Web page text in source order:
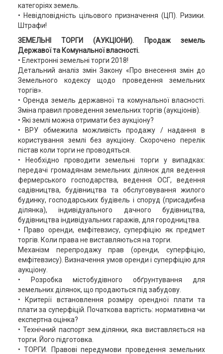
категоріях земель.
• Невідповідність цільового призначення (ЦП). Ризики.
Штрафи!
ЗЕМЕЛЬНІ ТОРГИ (АУКЦІОНИ). Продаж земель
Державої та Комунальної власності.
• Електронні земельні торги 2018!
Детальний аналіз змін Закону «Про внесення змін до
Земельного кодексу щодо проведення земельних
торгів».
• Оренда земель державної та комунальної власності.
Зміна правил проведення земельних торгів (аукціонів).
• Які землі можна отримати без аукціону?
• ВРУ обмежила можливість продажу / надання в
користування землі без аукціону. Скорочено перелік
пістав коли торги не проводяться.
• Необхідно проводити земельні торги у випадках:
передачі громадянам земельних ділянок для ведення
фермерського господарства, ведення ОСГ, ведення
садівництва, будівництва та обслуговування жилого
будинку, господарських будівель і споруд (присадибна
ділянка), індивідуального дачного будівництва,
будівництва індивідуальних гаражів, для городництва.
• Право оренди, емфітевзису, суперфіцію як предмет
торгів. Коли права не виставляються на торги.
Механізм перепродажу прав (оренди, суперфіцію,
емфітевзису). Визначення умов оренди і суперфіцію для
аукціону.
• Розробка містобудівного обґрунтування для
земельних ділянок, що продаються під забудову.
• Критерії встановлення розміру орендної плати та
плати за суперфіцій. Початкова вартість: нормативна чи
експертна оцінка?
• Технічний паспорт зем.ділянки, яка виставляється на
торги. Його підготовка.
• ТОРГИ. Правові передумови проведення земельних